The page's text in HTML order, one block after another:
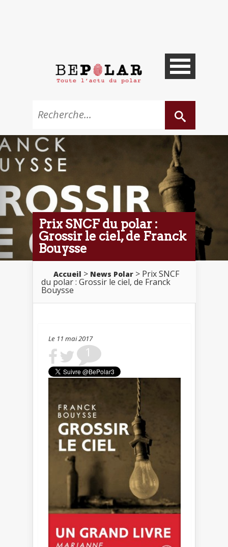
Prix SNCF du polar :
Grossir le ciel, de Franck
Bouysse
Accueil > News Polar > Prix SNCF
du polar : Grossir le ciel, de Franck
Bouysse
Le 11 mai 2017
1